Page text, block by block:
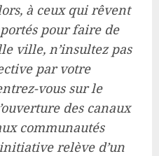
à ceux qui rêvent
pour faire de
ville, n’insultez pas
par votre
vous sur le
des canaux
communautés
relève d’un